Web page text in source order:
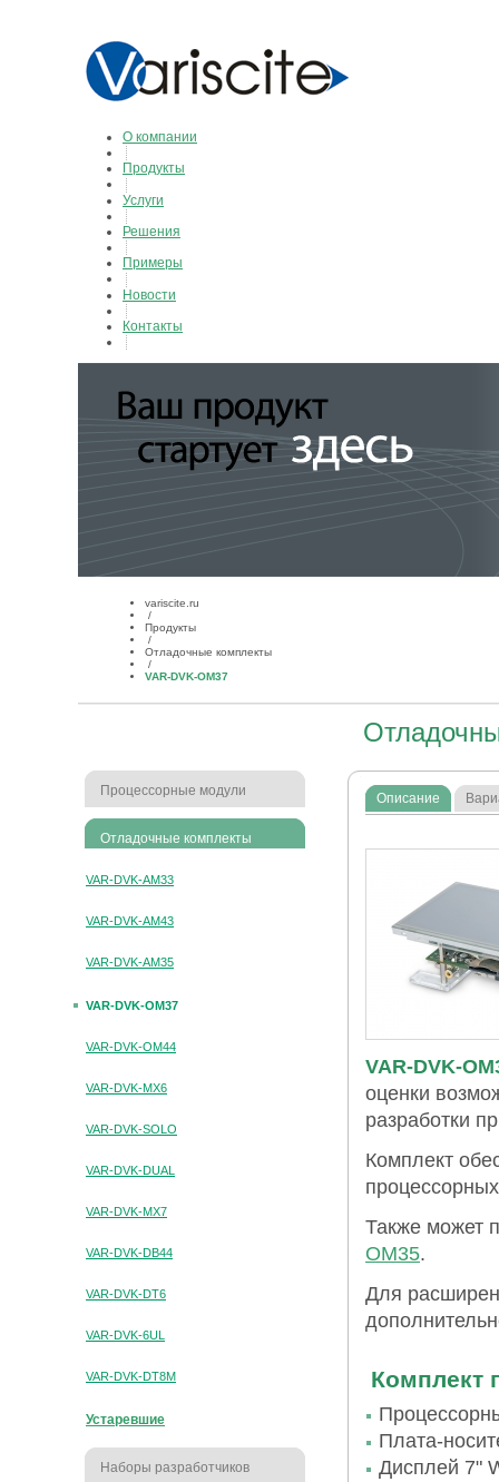
О компании
Продукты
Услуги
Решения
Примеры
Новости
Контакты
variscite.ru
/
Продукты
/
Отладочные комплекты
/
VAR-DVK-OM37
Процессорные модули
Отладочные комплекты
VAR-DVK-AM33
VAR-DVK-AM43
VAR-DVK-AM35
VAR-DVK-OM37
VAR-DVK-OM44
VAR-DVK-MX6
VAR-DVK-SOLO
VAR-DVK-DUAL
VAR-DVK-MX7
VAR-DVK-DB44
VAR-DVK-DT6
VAR-DVK-6UL
VAR-DVK-DT8M
Устаревшие
Наборы разработчиков
Описание
VAR-DVK-
оценки
разработки
Комплект
Также может
OM35.
Для
Комплект
Плата-
Дисплей 7"